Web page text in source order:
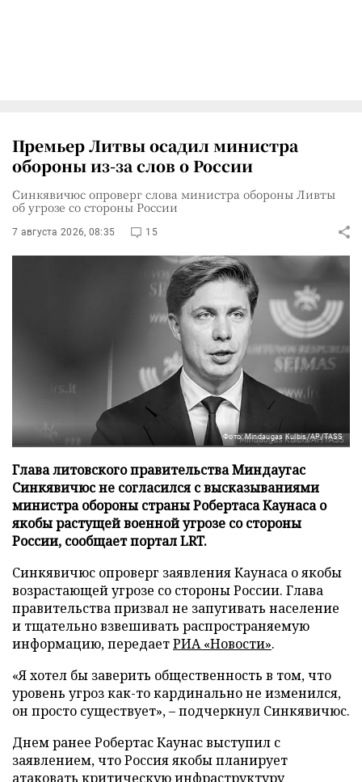
Премьер Литвы осадил министра
обороны из-за слов о России
Синкявичюс опроверг слова министра обороны Ливты
об угрозе со стороны России
7 августа 2026, 08:35 15
Фото: Mindaugas Kulbis/AP/TASS
Глава литовского правительства Миндаугас
Синкявичюс не согласился с высказываниями
министра обороны страны Робертаса Каунаса о
якобы растущей военной угрозе со стороны
России, сообщает портал LRT.
Синкявичюс опроверг заявления Каунаса о якобы
возрастающей угрозе со стороны России. Глава
правительства призвал не запугивать население
и тщательно взвешивать распространяемую
информацию, передаетРИА «Новости».
«Я хотел бы заверить общественность в том, что
уровень угроз как-то кардинально не изменился,
он просто существует», – подчеркнул Синкявичюс.
Днем ранее Робертас Каунас выступил с
заявлением, что Россия якобы планирует
атаковать критическую инфраструктуру